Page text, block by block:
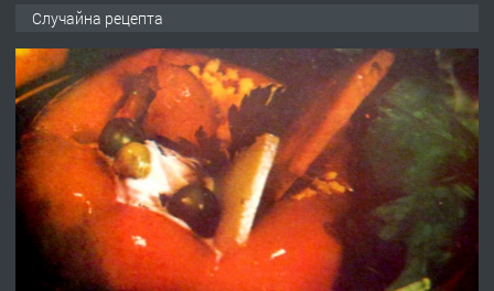
537 426
преди 17 часа
ПРЕДЛАГА
Давам обзаведено жилище за жена
без брокери 0889 537 426
преди 17 часа
Случайна рецепта